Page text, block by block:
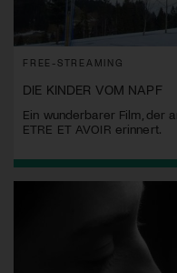
FREE-STREAMING
DIE KINDER VOM NAPF
Ein wunderbarer Film, der
ETRE ET AVOIR erinnert.